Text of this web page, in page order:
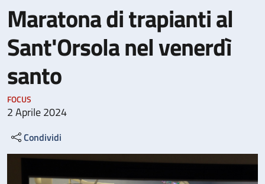
Maratona di trapianti al
Sant'Orsola nel venerdì
santo
FOCUS
2 Aprile 2024
Condividi